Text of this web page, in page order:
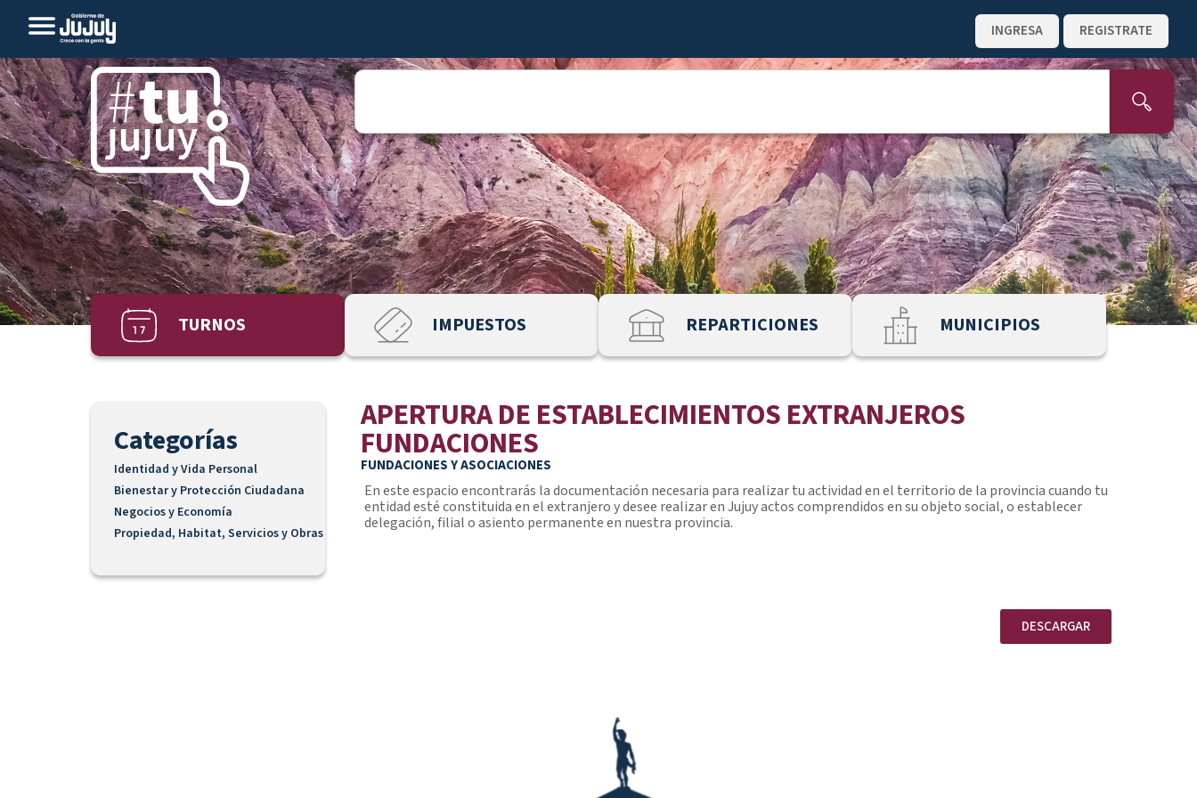
INGRESA REGISTRATE
TURNOS IMPUESTOS REPARTICIONES MUNICIPIOS
Categorías
Identidad y Vida Personal
Bienestar y Protección Ciudadana
Negocios y Economía
Propiedad, Habitat, Servicios y Obras
APERTURA DE ESTABLECIMIENTOS EXTRANJEROS
FUNDACIONES
FUNDACIONES Y ASOCIACIONES
En este espacio encontrarás la documentación necesaria para realizar tu actividad en el territorio de la provincia cuando tu
entidad esté constituida en el extranjero y desee realizar en Jujuy actos comprendidos en su objeto social, o establecer
delegación, filial o asiento permanente en nuestra provincia.
DESCARGAR